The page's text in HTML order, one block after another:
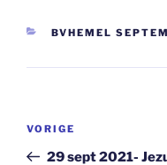
CATEGORIEËN
BVHEMEL
Vorig
bericht
VORIGE
29 sept 2021-